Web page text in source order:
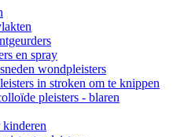
en spray
wondpleisters
in stroken om te knippen
pleisters - blaren
kinderen